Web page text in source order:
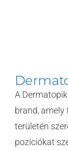
A
brand, amely
területén
pozíciókat